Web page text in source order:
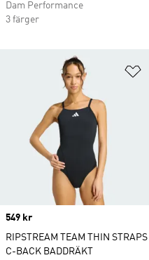
Dam Performance
3 färger
Price
549 kr
RIPSTREAM TEAM THIN STRAPS
C-BACK BADDRÄKT